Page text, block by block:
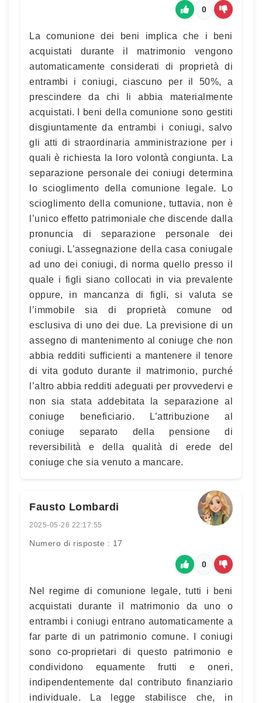
0
La comunione dei beni implica che i beni
acquistati durante il matrimonio vengono
automaticamente considerati di proprietà di
entrambi i coniugi, ciascuno per il 50%, a
prescindere da chi li abbia materialmente
acquistati. I beni della comunione sono gestiti
disgiuntamente da entrambi i coniugi, salvo
gli atti di straordinaria amministrazione per i
quali è richiesta la loro volontà congiunta. La
separazione personale dei coniugi determina
lo scioglimento della comunione legale. Lo
scioglimento della comunione, tuttavia, non è
l’unico effetto patrimoniale che discende dalla
pronuncia di separazione personale dei
coniugi. L’assegnazione della casa coniugale
ad uno dei coniugi, di norma quello presso il
quale i figli siano collocati in via prevalente
oppure, in mancanza di figli, si valuta se
l’immobile sia di proprietà comune od
esclusiva di uno dei due. La previsione di un
assegno di mantenimento al coniuge che non
abbia redditi sufficienti a mantenere il tenore
di vita goduto durante il matrimonio, purché
l’altro abbia redditi adeguati per provvedervi e
non sia stata addebitata la separazione al
coniuge beneficiario. L’attribuzione al
coniuge separato della pensione di
reversibilità e della qualità di erede del
coniuge che sia venuto a mancare.
Fausto Lombardi
2025-05-26 22:17:55
Numero di risposte : 17
0
Nel regime di comunione legale, tutti i beni
acquistati durante il matrimonio da uno o
entrambi i coniugi entrano automaticamente a
far parte di un patrimonio comune. I coniugi
sono co-proprietari di questo patrimonio e
condividono equamente frutti e oneri,
indipendentemente dal contributo finanziario
individuale. La legge stabilisce che, in